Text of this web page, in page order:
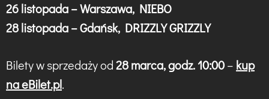
26 listopada – Warszawa, NIEBO
28 listopada – Gdańsk, DRIZZLY GRIZZLY
Bilety w sprzedaży od28 marca, godz. 10:00– kup
na eBilet.pl.